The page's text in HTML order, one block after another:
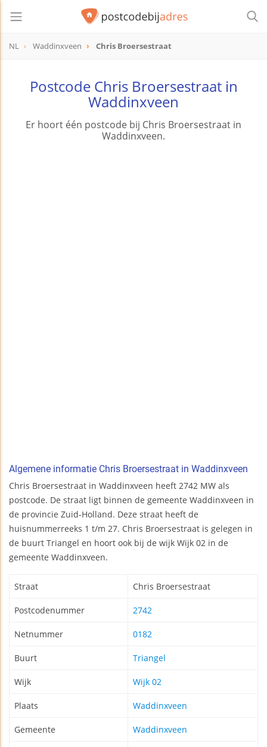
NL Waddinxveen Chris Broersestraat
Postcode Chris Broersestraat in
Waddinxveen
Er hoort één postcode bij Chris Broersestraat in
Waddinxveen.
Algemene informatie Chris Broersestraat in Waddinxveen
Chris Broersestraat in Waddinxveen heeft 2742 MW als
postcode. De straat ligt binnen de gemeente Waddinxveen in
de provincie Zuid-Holland. Deze straat heeft de
huisnummerreeks 1 t/m 27. Chris Broersestraat is gelegen in
de buurt Triangel en hoort ook bij de wijk Wijk 02 in de
gemeente Waddinxveen.
Straat Chris Broersestraat
Postcodenummer 2742
Netnummer 0182
Buurt Triangel
Wijk Wijk 02
Plaats Waddinxveen
Gemeente Waddinxveen